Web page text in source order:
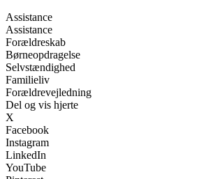
Assistance
Assistance
Forældreskab
Børneopdragelse
Selvstændighed
Familieliv
Forældrevejledning
Del og vis hjerte
X
Facebook
Instagram
LinkedIn
YouTube